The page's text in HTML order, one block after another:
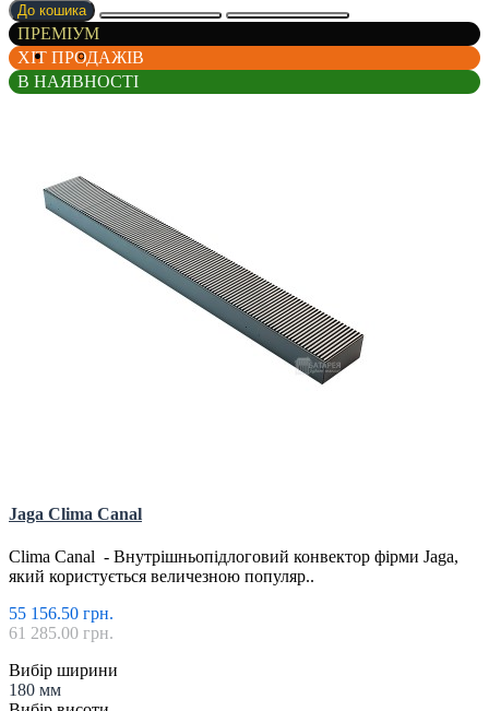
Авторизація
До кошика
ПРЕМІУМ
ХІТ ПРОДАЖІВ
В НАЯВНОСТІ
Jaga Clima Canal
Clima Canal - Внутрішньопідлоговий конвектор фірми Jaga,
який користується величезною популяр..
55 156.50 грн.
61 285.00 грн.
Вибір ширини
180 мм